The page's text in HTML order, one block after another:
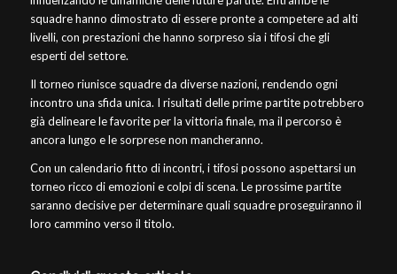
squadre hanno dimostrato di essere pronte a competere ad alti
livelli, con prestazioni che hanno sorpreso sia i tifosi che gli
esperti del settore.
Il torneo riunisce squadre da diverse nazioni, rendendo ogni
incontro una sfida unica. I risultati delle prime partite potrebbero
già delineare le favorite per la vittoria finale, ma il percorso è
ancora lungo e le sorprese non mancheranno.
Con un calendario fitto di incontri, i tifosi possono aspettarsi un
torneo ricco di emozioni e colpi di scena. Le prossime partite
saranno decisive per determinare quali squadre proseguiranno il
loro cammino verso il titolo.